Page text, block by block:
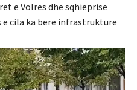
e Volres dhe sqhieprise
e cila ka bere infrastrukture